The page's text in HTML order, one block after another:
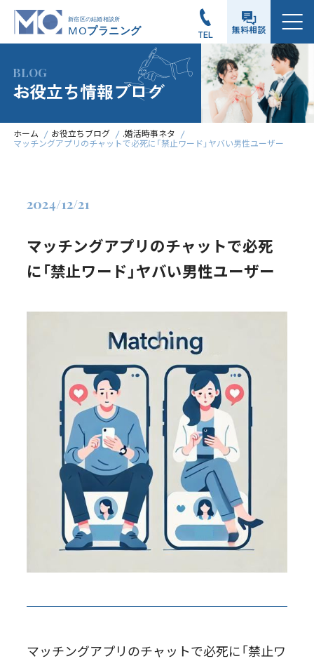
TEL 無料相談
メニュー
BLOG
お役立ち情報ブログ
ホーム お役立ちブログ
.婚活時事ネタ
マッチングアプリのチャットで必死に「禁止ワード」ヤバい男性ユーザー
マッチングアプリのチャットで必死
に「禁止ワード」ヤバい男性ユーザー
2024/12/21
マッチングアプリのチャットで必死に「禁止ワ